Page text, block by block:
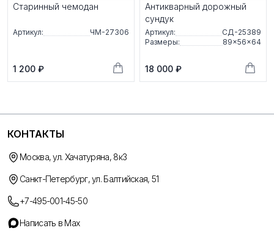
Старинный чемодан
Артикул: ЧМ-27306
1 200 ₽
Антикварный дорожный
сундук
Артикул:
СД-25389
Размеры:
89×56×64
18 000 ₽
КОНТАКТЫ
Москва, ул. Хачатуряна, 8к3
Санкт-Петербург, ул. Балтийская, 51
+7-495-001-45-50
Написать в Max